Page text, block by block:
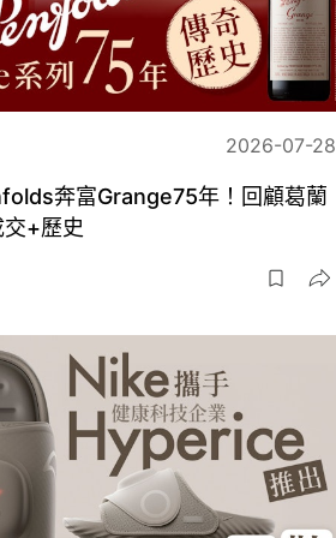
2026-07-28
奔富Grange75年！回顧葛蘭
+歷史